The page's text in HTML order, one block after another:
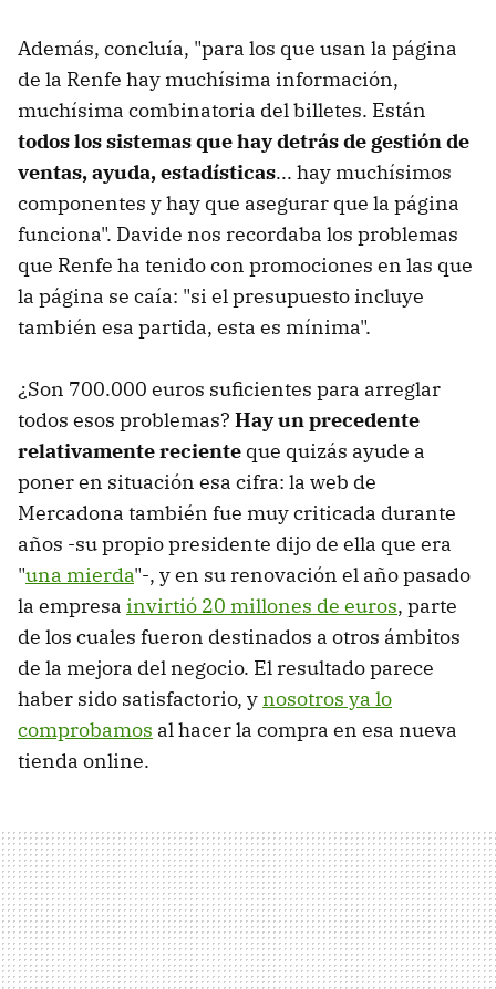
Además, concluía, "para los que usan la página
de la Renfe hay muchísima información,
muchísima combinatoria del billetes. Están
todos los sistemas que hay detrás de gestión de
ventas, ayuda, estadísticas... hay muchísimos
componentes y hay que asegurar que la página
funciona". Davide nos recordaba los problemas
que Renfe ha tenido con promociones en las que
la página se caía: "si el presupuesto incluye
también esa partida, esta es mínima".
¿Son 700.000 euros suficientes para arreglar
todos esos problemas? Hay un precedente
relativamente reciente que quizás ayude a
poner en situación esa cifra: la web de
Mercadona también fue muy criticada durante
años -su propio presidente dijo de ella que era
"una mierda"-, y en su renovación el año pasado
la empresa invirtió 20 millones de euros, parte
de los cuales fueron destinados a otros ámbitos
de la mejora del negocio. El resultado parece
haber sido satisfactorio, ynosotros ya lo
comprobamos al hacer la compra en esa nueva
tienda online.